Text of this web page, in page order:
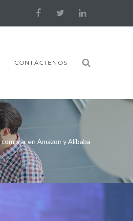
FacebookTwitterLinkedIn
CONTÁCTENOS
en Amazon y Alibaba